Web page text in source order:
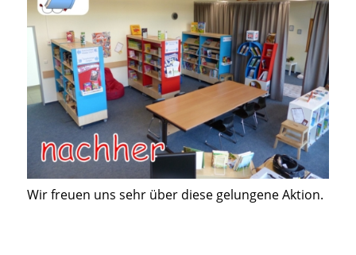
Wir freuen uns sehr über diese gelungene Aktion.